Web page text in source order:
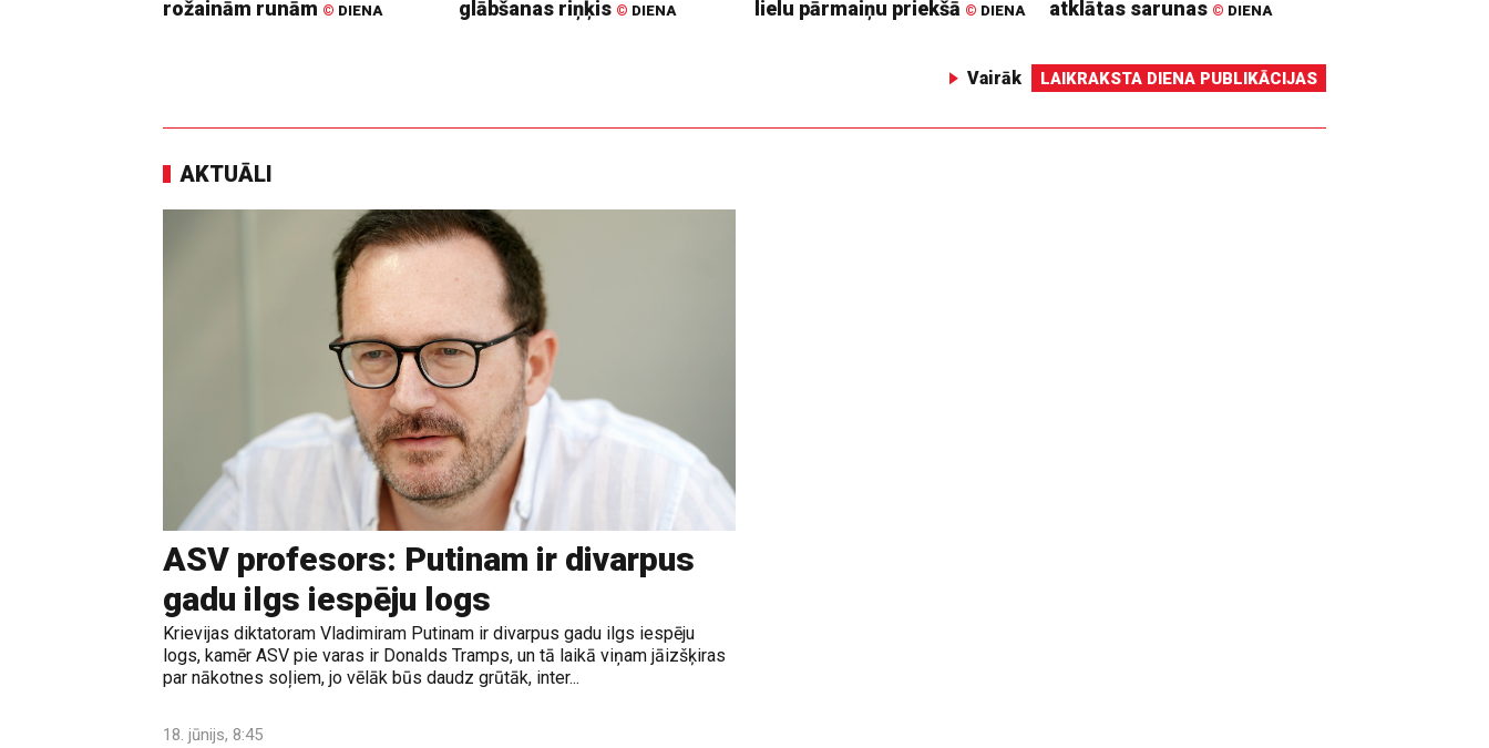
rožainām runām © DIENA
glābšanas riņķis © DIENA
lielu pārmaiņu priekšā © DIENA
atklātas sarunas © DIENA
Vairāk LAIKRAKSTA DIENA PUBLIKĀCIJAS
AKTUĀLI
ASV profesors: Putinam ir divarpus
gadu ilgs iespēju logs
Krievijas diktatoram Vladimiram Putinam ir divarpus gadu ilgs iespēju
logs, kamēr ASV pie varas ir Donalds Tramps, un tā laikā viņam jāizšķiras
par nākotnes soļiem, jo vēlāk būs daudz grūtāk, inter...
18. jūnijs, 8:45